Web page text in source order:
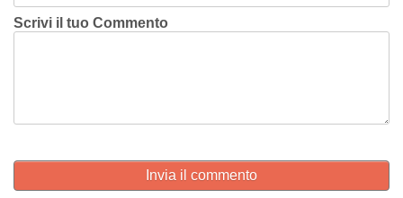
Scrivi il tuo Commento
Invia il commento